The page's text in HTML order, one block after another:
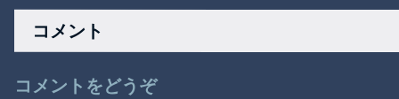
コメント
コメントをどうぞ